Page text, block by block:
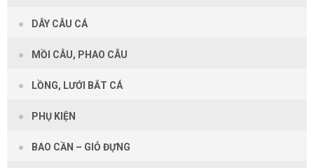
DÂY CÂU CÁ
MỒI CÂU, PHAO CÂU
LỒNG, LƯỚI BẮT CÁ
PHỤ KIỆN
BAO CẦN – GIỎ ĐỰNG